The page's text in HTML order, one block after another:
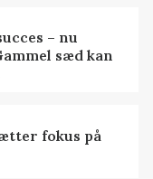
– nu
sæd kan
fokus på